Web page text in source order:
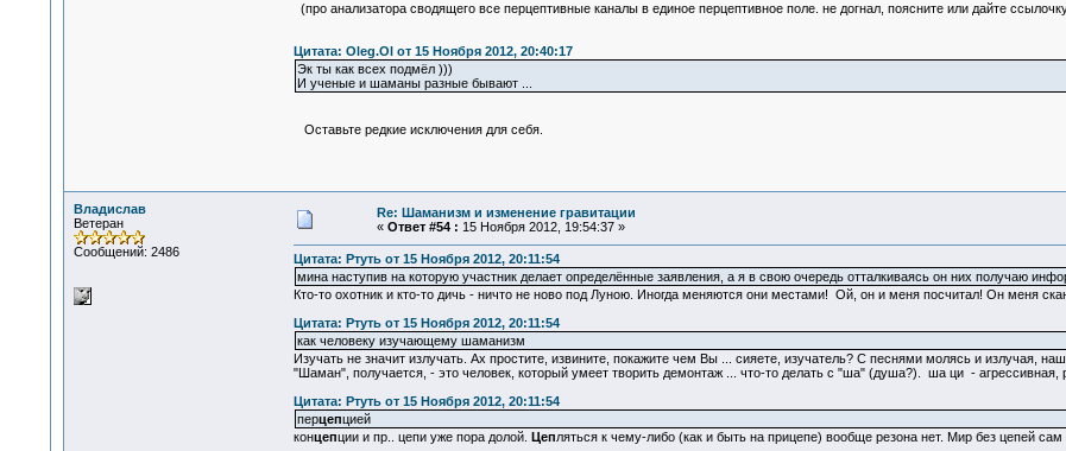
(про анализатора сводящего все перцептивные каналы в единое перцептивное поле. не догнал, поясните или дайте
Цитата: Oleg.Ol от 15 Ноября 2012, 20:40:17
Эк ты как всех подмёл )))
И ученые и шаманы разные бывают ...
Оставьте редкие исключения для себя.
Владислав
Ветеран
Сообщений: 2486
Re: Шаманизм и изменение гравитации
« Ответ #54 : 15 Ноября 2012, 19:54:37 »
Цитата: Ртуть от 15 Ноября 2012, 20:11:54
мина наступив на которую участник делает определённые заявления, а я в свою очередь отталкиваясь он них получаю
Кто-то охотник и кто-то дичь - ничто не ново под Луною. Иногда меняются они местами! Ой, он и меня посчитал! Он меня
Цитата: Ртуть от 15 Ноября 2012, 20:11:54
как человеку изучающему шаманизм
Изучать не значит излучать. Ах простите, извините, покажите чем Вы ... сияете, изучатель? С песнями молясь и излучая,
"Шаман", получается, - это человек, который умеет творить демонтаж ... что-то делать с "ша" (душа?). ша ци - агрессивная,
Цитата: Ртуть от 15 Ноября 2012, 20:11:54
перцепцией
концепции и пр.. цепи уже пора долой. Цепляться к чему-либо (как и быть на прицепе) вообще резона нет. Мир без цепей сам